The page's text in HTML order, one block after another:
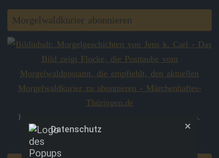
Morgelwaldkurier abonnieren
Hier kannst du den
abonnieren.
Danke!
Datenschutz